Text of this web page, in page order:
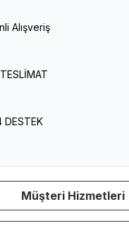
Alışveriş
DESTEK
Müşteri Hizmetleri